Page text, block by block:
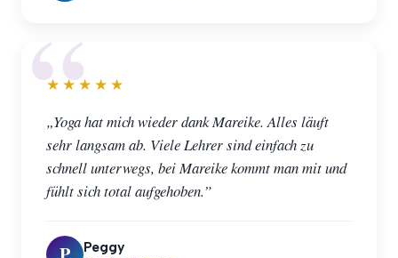
★★★★★
„Yoga hat mich wieder dank Mareike. Alles läuft
sehr langsam ab. Viele Lehrer sind einfach zu
schnell unterwegs, bei Mareike kommt man mit und
fühlt sich total aufgehoben.”
Peggy